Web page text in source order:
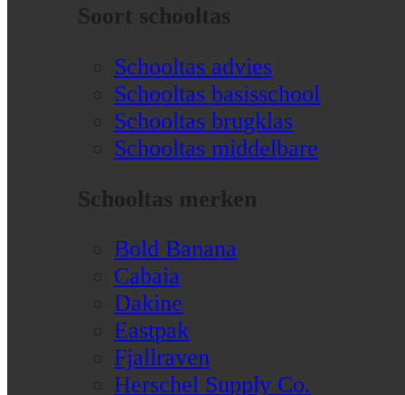
Soort schooltas
Schooltas advies
Schooltas basisschool
Schooltas brugklas
Schooltas middelbare
Schooltas merken
Bold Banana
Cabaia
Dakine
Eastpak
Fjallraven
Herschel Supply Co.